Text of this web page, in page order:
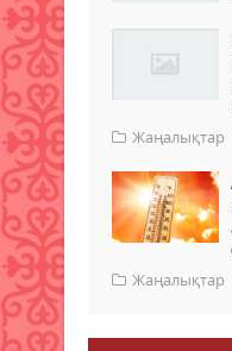
Жаңалықтар
Жаңалықтар